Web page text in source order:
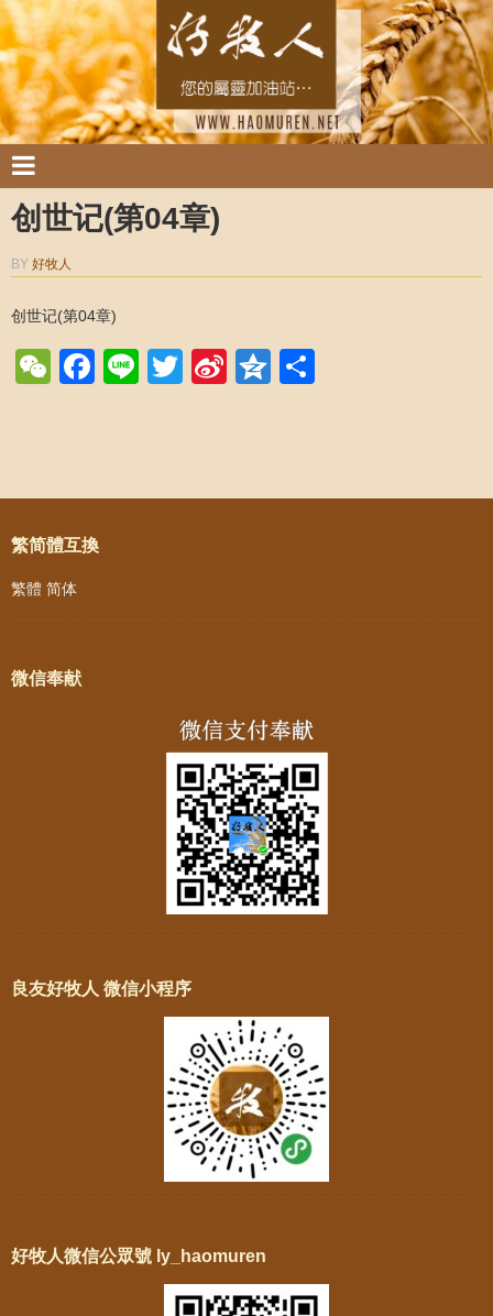
创世记(第04章)
BY 好牧人
创世记(第04章)
WeChat
Facebook
LineTwitter
SinaQzone
Post navigation
繁简體互換
繁體 简体
微信奉献
良友好牧人 微信小程序
好牧人微信公眾號 ly_haomuren